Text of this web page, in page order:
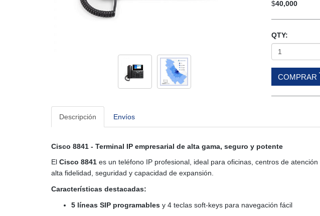
$40,000
QTY:
COMPRAR
Descripción Envíos
Cisco 8841 - Terminal IP empresarial de alta gama, seguro y potente
El Cisco 8841 es un teléfono IP profesional, ideal para oficinas, centros de
alta fidelidad, seguridad y capacidad de expansión.
Características destacadas:
5 líneas SIP programables y 4 teclas soft-keys para navegación fácil